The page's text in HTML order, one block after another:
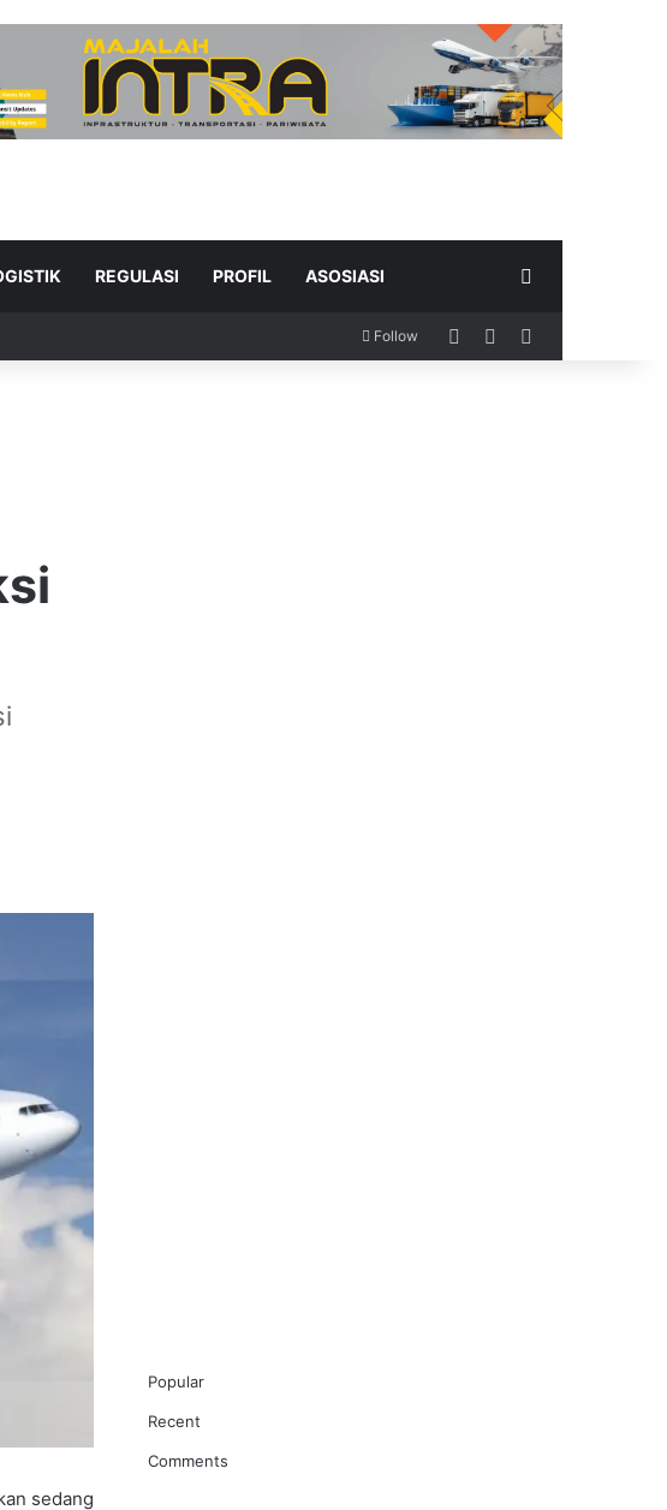
REGULASI PROFIL ASOSIASI
Follow Log InRandom Article
sedang
Popular
Recent
Comments